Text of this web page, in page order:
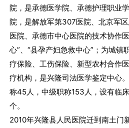
院，是承德医学院、承德护理职业
院，是解放军第307医院、北京军
医院、承德市中心医院的技术协作
心”、“县孕产妇急救中心”；为城镇
疗保险、工伤保险、新型农村合作
疗机构，是兴隆司法医学鉴定中心
称45人，中级职称153人，设有临
个。
2010年兴隆县人民医院迁到南土门